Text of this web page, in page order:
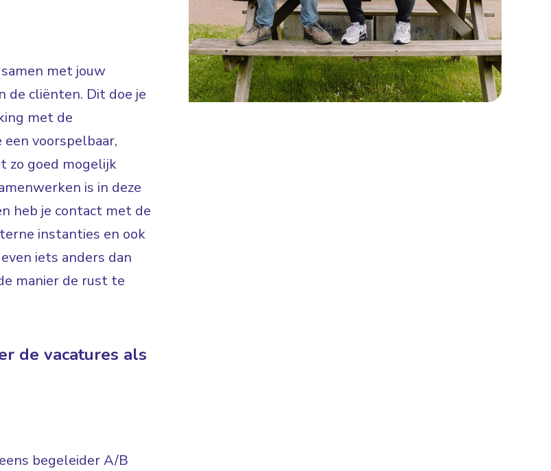
met jouw
de cliënten. Dit doe je
met de
voorspelbaar,
zo goed mogelijk
is in deze
heb je contact met de
instanties en ook
iets anders dan
manier de rust te
de vacatures als
begeleider A/B